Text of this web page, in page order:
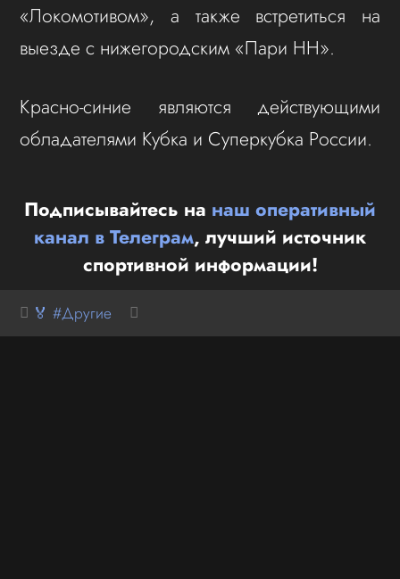
«Локомотивом», а также встретиться на
выезде с нижегородским «Пари НН».
Красно-синие являются действующими
обладателями Кубка и Суперкубка России.
Подписывайтесь на наш оперативный
канал в Телеграм, лучший источник
спортивной информации!
🏅 #Другие